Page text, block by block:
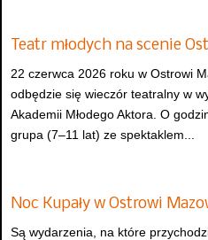
Teatr młodych na scenie
22 czerwca 2026 roku w Ostrowi
odbędzie się wieczór teatralny w
Akademii Młodego Aktora. O
grupa (7–11 lat) ze spektaklem...
Noc Kupały w Ostrowi
Są wydarzenia, na które